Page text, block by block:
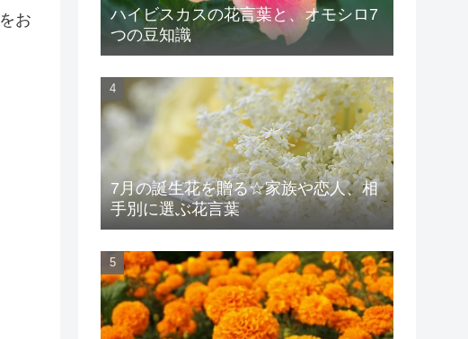
をお
ハイビスカスの花言葉と、オモシロ7
つの豆知識
7月の誕生花を贈る☆家族や恋人、相
手別に選ぶ花言葉